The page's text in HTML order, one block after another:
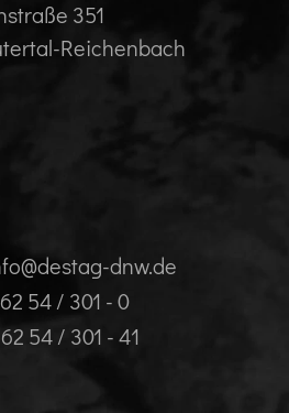
351
Reichenbach
dnw.de
54 / 301 - 0
54 / 301 - 41